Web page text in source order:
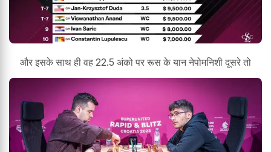
और इसके साथ ही वह 22.5 अंको पर रूस के यान नेपोमनिशी दूसरे तो